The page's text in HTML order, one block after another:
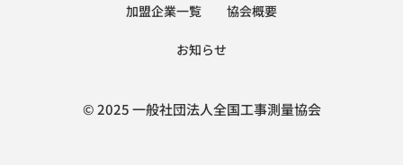
加盟企業一覧 協会概要
お知らせ
© 2025 一般社団法人全国工事測量協会